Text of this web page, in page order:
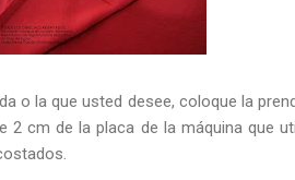
o la que usted desee, coloque la
2 cm de la placa de la máquina que